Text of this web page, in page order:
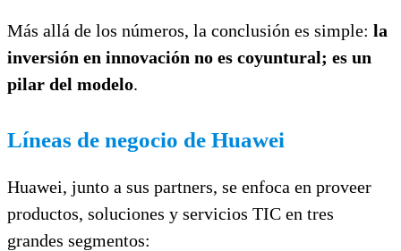
Más allá de los números, la conclusión es simple: la
inversión en innovación no es coyuntural; es un
pilar del modelo.
Líneas de negocio de Huawei
Huawei, junto a sus partners, se enfoca en proveer
productos, soluciones y servicios TIC en tres
grandes segmentos: